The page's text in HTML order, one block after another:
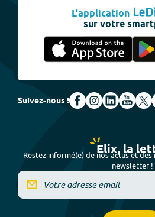
L'application
sur votre
Suivez-nous !
Elix, la
Restez informé(e) de nos actus et
newsletter !